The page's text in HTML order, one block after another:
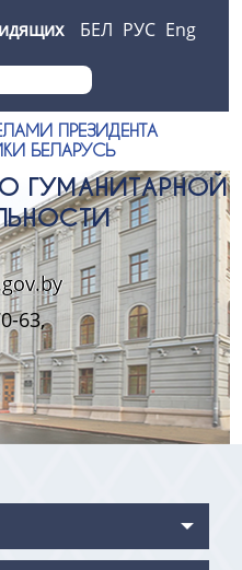
БЕЛ РУС Eng
ПРЕЗИДЕНТА
БЕЛАРУСЬ
ГУМАНИТАРНОЙ
63,